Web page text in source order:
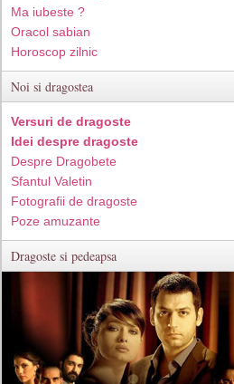
Ma iubeste ?
Oracol sabian
Horoscop zilnic
Noi si dragostea
Versuri de dragoste
Idei despre dragoste
Despre Dragobete
Sfantul Valetin
Fotografii de dragoste
Poze amuzante
Dragoste si pedeapsa